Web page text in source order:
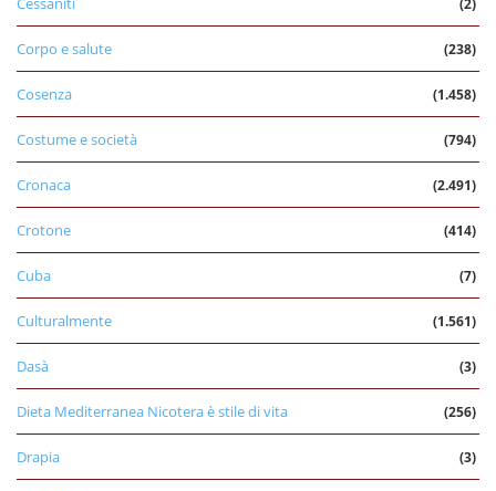
(2)
Corpo e salute (238)
Cosenza (1.458)
Costume e società (794)
Cronaca (2.491)
Crotone (414)
Cuba (7)
Culturalmente (1.561)
Dasà (3)
Dieta Mediterranea Nicotera è stile di vita (256)
Drapia (3)